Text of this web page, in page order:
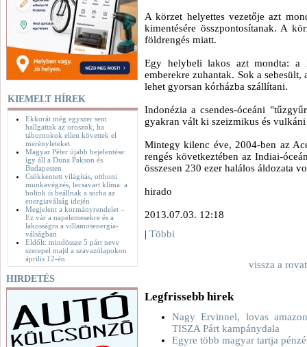
KIEMELT HÍREK
Ekkorát még egyszer sem
hallgattak az oroszok, ha
tábornokok ellen követtek el
merényleteket
Magyar Péter újabb bejelentése:
így áll a Duna Pakson és
Budapesten
Csökkentett világítás, otthoni
munkavégzés, lecsavart klíma: a
boltok is beállnak a sorba az
energiaválság idején
Megjelent a kormányrendelet –
Ez vár a napelemesekre és a
lakosságra a villamosenergia-
válságban
Eldőlt: mindössze 5 párt neve
szerepel majd a szavazólapokon
április 12-én
HIRDETÉS
A körzet helyettes vezetője azt
kimentésére összpontosítanak. A
földrengés miatt.
Egy helybeli lakos azt mondta: a
emberekre zuhantak. Sok a
lehet gyorsan kórházba szállítani.
Indonézia a csendes-óceáni
gyakran vált ki szeizmikus és
Mintegy kilenc éve, 2004-ben az
rengés következtében az Indiai-
összesen 230 ezer halálos áldozata
hirado
2013.07.03. 12:18
| Többi
vissza a
Legfrissebb hirek
Nagy Ervinnel, lovas
TISZA Párt kampánydala
Egyre több magyar tartja